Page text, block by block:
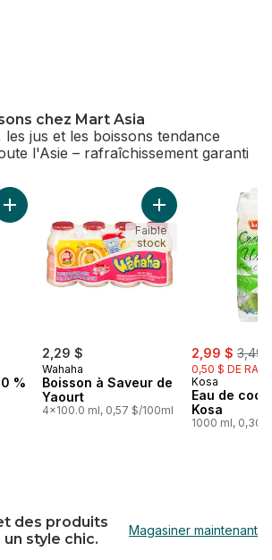
chez Mart Asia
les jus et les boissons tendance
l'Asie – rafraîchissement garanti
boissons chez Mart Asia
%
Ajouter Eau de coco à 100 % au panier
2,29 $
Wahaha
Boisson à Saveur de
Yaourt
4x100.0 ml, 0,57 $/100ml
Ajouter Boisson à
Faible
stock
sale:
2,99 $ ,
3,49
0,50 $ DE
Kosa
Eau de
Kosa
1000 ml, 0,30
des produits
style chic.
Magasiner maintenant